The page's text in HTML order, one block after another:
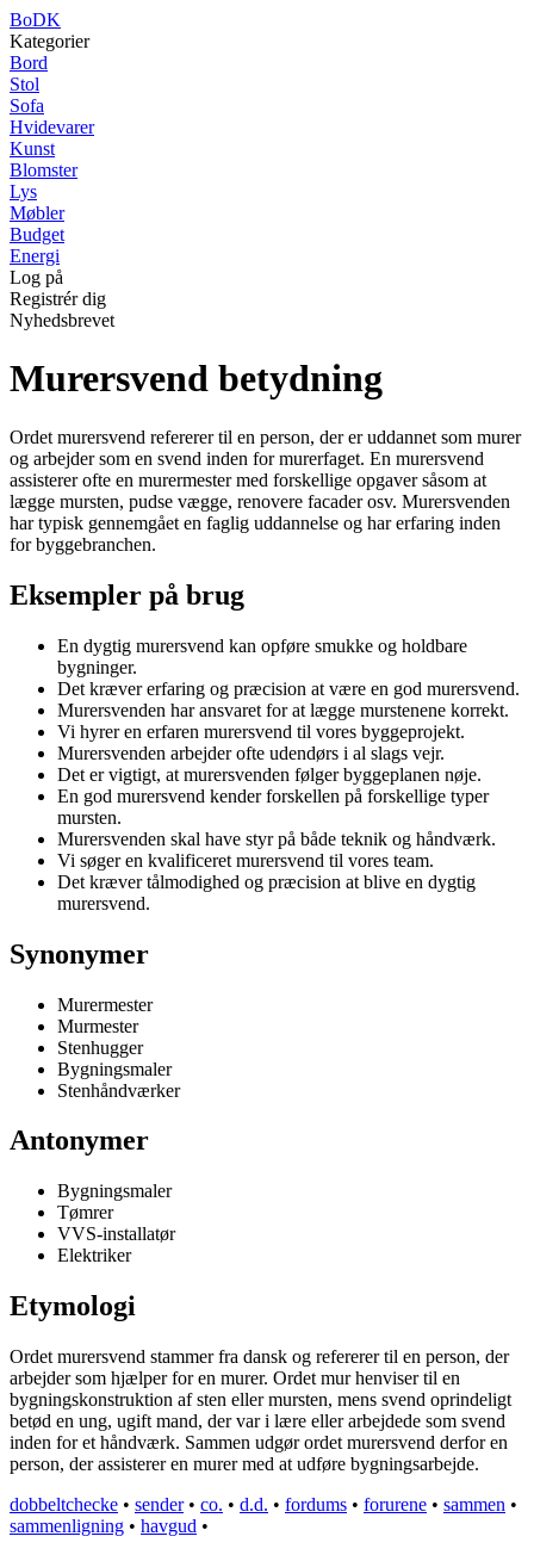
BoDK
Kategorier
Bord
Stol
Sofa
Hvidevarer
Kunst
Blomster
Lys
Møbler
Budget
Energi
Log på
Registrér dig
Nyhedsbrevet
Murersvend betydning
Ordet murersvend refererer til en person, der er uddannet som murer
og arbejder som en svend inden for murerfaget. En murersvend
assisterer ofte en murermester med forskellige opgaver såsom at
lægge mursten, pudse vægge, renovere facader osv. Murersvenden
har typisk gennemgået en faglig uddannelse og har erfaring inden
for byggebranchen.
Eksempler på brug
En dygtig murersvend kan opføre smukke og holdbare
bygninger.
Det kræver erfaring og præcision at være en god murersvend.
Murersvenden har ansvaret for at lægge murstenene korrekt.
Vi hyrer en erfaren murersvend til vores byggeprojekt.
Murersvenden arbejder ofte udendørs i al slags vejr.
Det er vigtigt, at murersvenden følger byggeplanen nøje.
En god murersvend kender forskellen på forskellige typer
mursten.
Murersvenden skal have styr på både teknik og håndværk.
Vi søger en kvalificeret murersvend til vores team.
Det kræver tålmodighed og præcision at blive en dygtig
murersvend.
Synonymer
Murermester
Murmester
Stenhugger
Bygningsmaler
Stenhåndværker
Antonymer
Bygningsmaler
Tømrer
VVS-installatør
Elektriker
Etymologi
Ordet murersvend stammer fra dansk og refererer til en person, der
arbejder som hjælper for en murer. Ordet mur henviser til en
bygningskonstruktion af sten eller mursten, mens svend oprindeligt
betød en ung, ugift mand, der var i lære eller arbejdede som svend
inden for et håndværk. Sammen udgør ordet murersvend derfor en
person, der assisterer en murer med at udføre bygningsarbejde.
dobbeltchecke • sender• co. • d.d. • fordums • forurene • sammen •
sammenligning • havgud •